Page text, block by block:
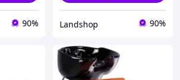
90% Landshop 90%